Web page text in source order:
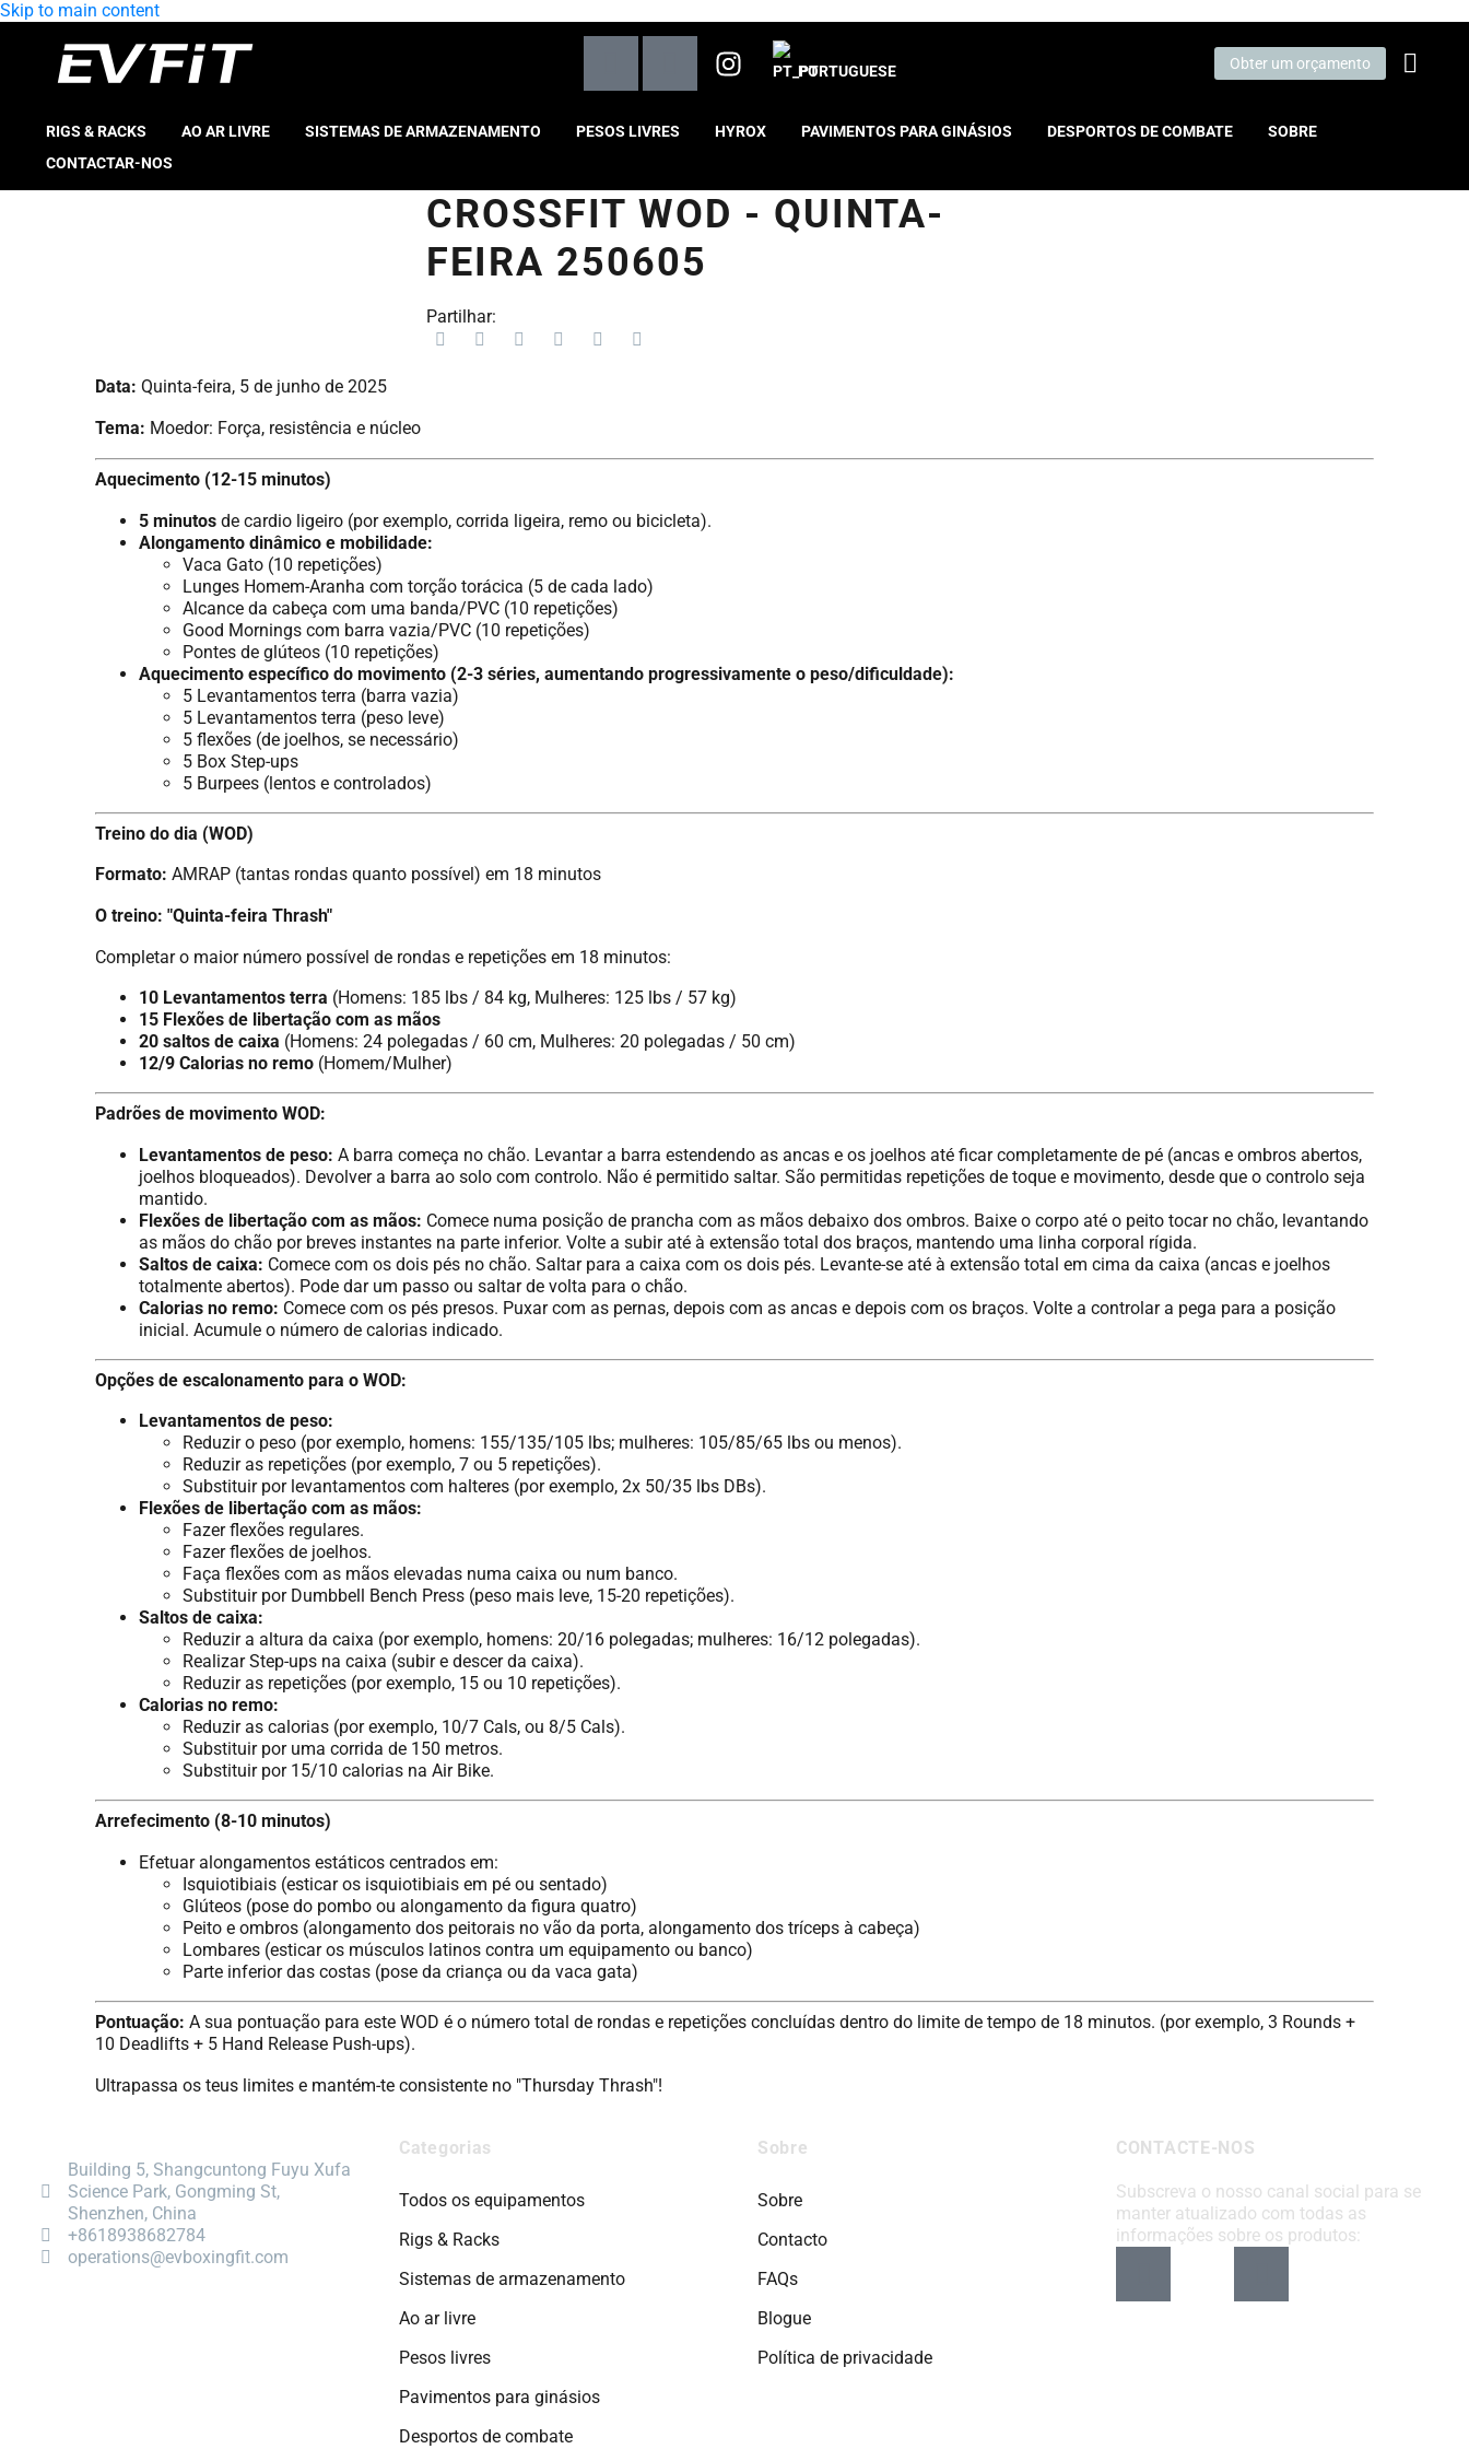
Skip to main content
PORTUGUESE Obter um orçamento
RIGS & RACKS AO AR LIVRE SISTEMAS DE ARMAZENAMENTO PESOS LIVRES HYROX PAVIMENTOS PARA GINÁSIOS DESPORTOS DE COMBATE
SOBRE
CONTACTAR-NOS
CROSSFIT WOD - QUINTA-
FEIRA 250605
Partilhar:
Data: Quinta-feira, 5 de junho de 2025
Tema: Moedor: Força, resistência e núcleo
Aquecimento (12-15 minutos)
5 minutos de cardio ligeiro (por exemplo, corrida ligeira, remo ou bicicleta).
Alongamento dinâmico e mobilidade:
Vaca Gato (10 repetições)
Lunges Homem-Aranha com torção torácica (5 de cada lado)
Alcance da cabeça com uma banda/PVC (10 repetições)
Good Mornings com barra vazia/PVC (10 repetições)
Pontes de glúteos (10 repetições)
Aquecimento específico do movimento (2-3 séries, aumentando progressivamente o peso/dificuldade):
5 Levantamentos terra (barra vazia)
5 Levantamentos terra (peso leve)
5 flexões (de joelhos, se necessário)
5 Box Step-ups
5 Burpees (lentos e controlados)
Treino do dia (WOD)
Formato: AMRAP (tantas rondas quanto possível) em 18 minutos
O treino: "Quinta-feira Thrash"
Completar o maior número possível de rondas e repetições em 18 minutos:
10 Levantamentos terra (Homens: 185 lbs / 84 kg, Mulheres: 125 lbs / 57 kg)
15 Flexões de libertação com as mãos
20 saltos de caixa (Homens: 24 polegadas / 60 cm, Mulheres: 20 polegadas / 50 cm)
12/9 Calorias no remo (Homem/Mulher)
Padrões de movimento WOD:
Levantamentos de peso: A barra começa no chão. Levantar a barra estendendo as ancas e os joelhos até ficar completamente de pé (ancas e ombros abertos,
joelhos bloqueados). Devolver a barra ao solo com controlo. Não é permitido saltar. São permitidas repetições de toque e movimento, desde que o controlo seja
mantido.
Flexões de libertação com as mãos: Comece numa posição de prancha com as mãos debaixo dos ombros. Baixe o corpo até o peito tocar no chão, levantando
as mãos do chão por breves instantes na parte inferior. Volte a subir até à extensão total dos braços, mantendo uma linha corporal rígida.
Saltos de caixa: Comece com os dois pés no chão. Saltar para a caixa com os dois pés. Levante-se até à extensão total em cima da caixa (ancas e joelhos
totalmente abertos). Pode dar um passo ou saltar de volta para o chão.
Calorias no remo: Comece com os pés presos. Puxar com as pernas, depois com as ancas e depois com os braços. Volte a controlar a pega para a posição
inicial. Acumule o número de calorias indicado.
Opções de escalonamento para o WOD:
Levantamentos de peso:
Reduzir o peso (por exemplo, homens: 155/135/105 lbs; mulheres: 105/85/65 lbs ou menos).
Reduzir as repetições (por exemplo, 7 ou 5 repetições).
Substituir por levantamentos com halteres (por exemplo, 2x 50/35 lbs DBs).
Flexões de libertação com as mãos:
Fazer flexões regulares.
Fazer flexões de joelhos.
Faça flexões com as mãos elevadas numa caixa ou num banco.
Substituir por Dumbbell Bench Press (peso mais leve, 15-20 repetições).
Saltos de caixa:
Reduzir a altura da caixa (por exemplo, homens: 20/16 polegadas; mulheres: 16/12 polegadas).
Realizar Step-ups na caixa (subir e descer da caixa).
Reduzir as repetições (por exemplo, 15 ou 10 repetições).
Calorias no remo:
Reduzir as calorias (por exemplo, 10/7 Cals, ou 8/5 Cals).
Substituir por uma corrida de 150 metros.
Substituir por 15/10 calorias na Air Bike.
Arrefecimento (8-10 minutos)
Efetuar alongamentos estáticos centrados em:
Isquiotibiais (esticar os isquiotibiais em pé ou sentado)
Glúteos (pose do pombo ou alongamento da figura quatro)
Peito e ombros (alongamento dos peitorais no vão da porta, alongamento dos tríceps à cabeça)
Lombares (esticar os músculos latinos contra um equipamento ou banco)
Parte inferior das costas (pose da criança ou da vaca gata)
Pontuação: A sua pontuação para este WOD é o número total de rondas e repetições concluídas dentro do limite de tempo de 18 minutos. (por exemplo, 3 Rounds +
10 Deadlifts + 5 Hand Release Push-ups).
Ultrapassa os teus limites e mantém-te consistente no "Thursday Thrash"!
Building 5, Shangcuntong Fuyu Xufa
Science Park, Gongming St,
Shenzhen, China
+8618938682784
operations@evboxingfit.com
Categorias
Todos os equipamentos
Rigs & Racks
Sistemas de armazenamento
Ao ar livre
Pesos livres
Pavimentos para ginásios
Desportos de combate
Sobre
Sobre
Contacto
FAQs
Blogue
Política de privacidade
CONTACTE-NOS
Subscreva o nosso canal social para se
manter atualizado com todas as
informações sobre os produtos: